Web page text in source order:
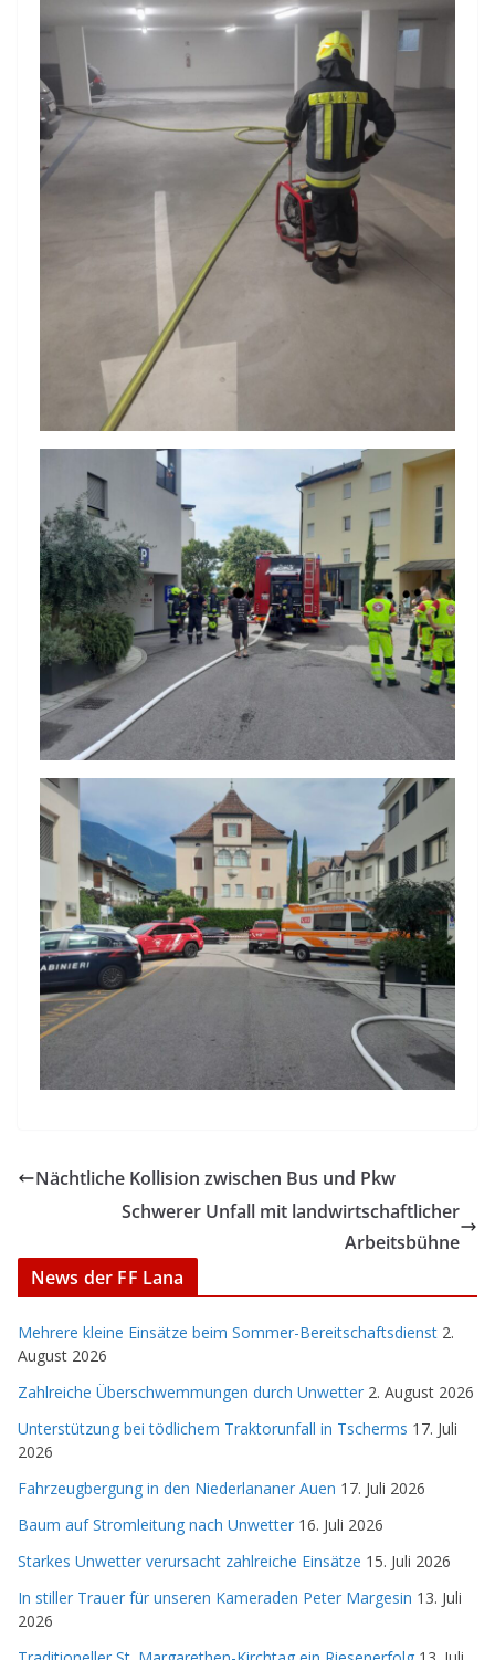
Nächtliche Kollision zwischen Bus und Pkw
Schwerer Unfall mit landwirtschaftlicher
Arbeitsbühne
News der FF Lana
Mehrere kleine Einsätze beim Sommer-Bereitschaftsdienst 2.
August 2026
Zahlreiche Überschwemmungen durch Unwetter 2. August 2026
Unterstützung bei tödlichem Traktorunfall in Tscherms 17. Juli
2026
Fahrzeugbergung in den Niederlananer Auen 17. Juli 2026
Baum auf Stromleitung nach Unwetter 16. Juli 2026
Starkes Unwetter verursacht zahlreiche Einsätze 15. Juli 2026
In stiller Trauer für unseren Kameraden Peter Margesin 13. Juli
2026